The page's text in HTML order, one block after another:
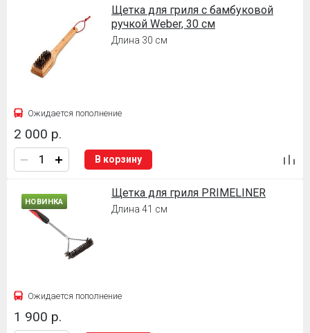
Щетка для гриля с бамбуковой
ручкой Weber, 30 см
Длина 30 см
Ожидается пополнение
2 000 р.
В корзину
НОВИНКА
Щетка для гриля PRIMELINER
Длина 41 см
Ожидается пополнение
1 900 р.